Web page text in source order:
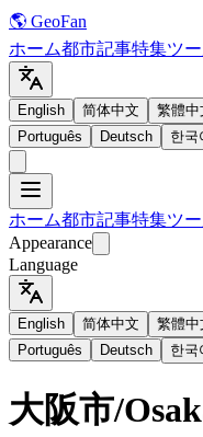
🌎 GeoFan
ホーム都市記事特集ツ
English 简体中文 繁體中
Português
Deutsch 한국
ホーム都市記事特集ツ
Appearance
Language
English 简体中文 繁體中
Português
Deutsch 한국
大阪市/